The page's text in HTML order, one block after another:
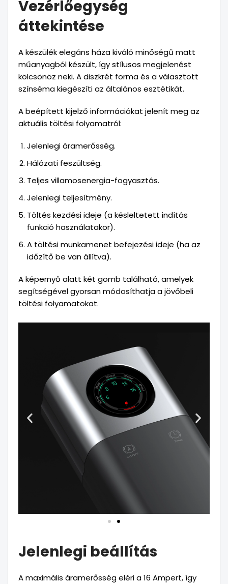
Vezérlőegység
áttekintése
A készülék elegáns háza kiváló minőségű matt
műanyagból készült, így stílusos megjelenést
kölcsönöz neki. A diszkrét forma és a választott
színséma kiegészíti az általános esztétikát.
A beépített kijelző információkat jelenít meg az
aktuális töltési folyamatról:
Jelenlegi áramerősség.
Hálózati feszültség.
Teljes villamosenergia-fogyasztás.
Jelenlegi teljesítmény.
Töltés kezdési ideje (a késleltetett indítás
funkció használatakor).
A töltési munkamenet befejezési ideje (ha az
időzítő be van állítva).
A képernyő alatt két gomb található, amelyek
segítségével gyorsan módosíthatja a jövőbeli
töltési folyamatokat.
Jelenlegi beállítás
A maximális áramerősség eléri a 16 Ampert, így